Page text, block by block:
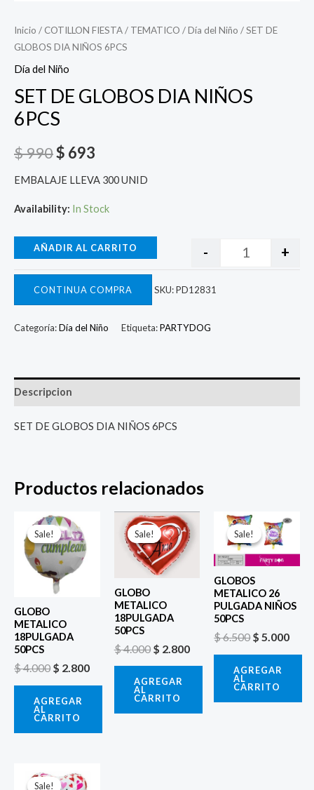
Inicio / COTILLON FIESTA/ TEMATICO /Día del Niño / SET DE
GLOBOS DIA NIÑOS 6PCS
Día del Niño
SET DE GLOBOS DIA NIÑOS
6PCS
$990$ 693
EMBALAJE LLEVA 300 UNID
Availability: In Stock
- +
AÑADIR AL CARRITO
CONTINUA COMPRA SKU:PD12831
Categoría:Día del Niño Etiqueta:PARTYDOG
Descripcion
SET DE GLOBOS DIA NIÑOS 6PCS
Productos relacionados
Sale!
Sale!
GLOBO
METALICO
18PULGADA
50PCS
$4.000
El
precio
original
era:
$ 4.000.
$ 2.800
AGREGAR
AL
CARRITO
Sale!
Sale!
GLOBO
METALICO
18PULGADA
50PCS
$4.000
El
precio
original
era:
$ 4.000.
$ 2.800
precio
actual
AGREGAR
AL
CARRITO
Sale!
Sale!
GLOBOS
METALICO 26
PULGADA NIÑOS
50PCS
$6.500
El
precio
original
era:
$ 5.000
El
AGREGAR
AL
CARRITO
Sale!
Sale!precio